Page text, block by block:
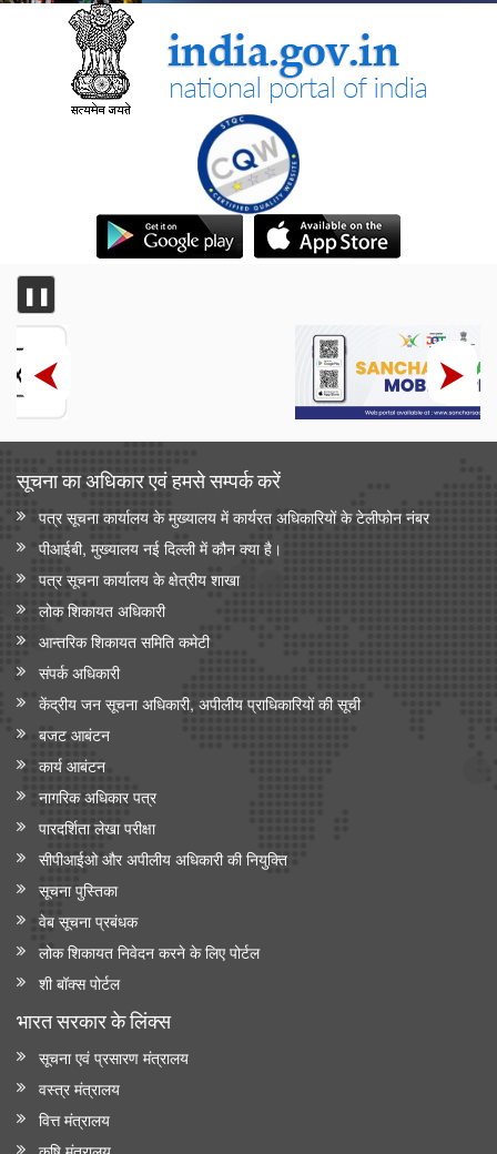
❚❚
सूचना का अधिकार एवं हमसे सम्‍पर्क करें
पत्र सूचना कार्यालय के मुख्यालय में कार्यरत अधिकारियों के टेलीफोन नंबर
पीआईबी, मुख्यालय नई दिल्ली में कौन क्या है।
पत्र सूचना कार्यालय के क्षेत्रीय शाखा
लोक शिकायत अधिकारी
आन्‍तरिक शिकायत समिति कमेटी
संपर्क अधिकारी
केंद्रीय जन सूचना अधिकारी, अपीलीय प्राधिकारियों की सूची
बजट आबंटन
कार्य आबंटन
नागरिक अधिकार पत्र
पारदर्शिता लेखा परीक्षा
सीपीआईओ और अपी‍लीय अधिकारी की नियुक्ति
सूचना पुस्तिका
वेब सूचना प्रबंधक
लोक शिकायत निवेदन करने के लिए पोर्टल
शी बॉक्स पोर्टल
भारत सरकार के लिंक्‍स
सूचना एवं प्रसारण मंत्रालय
वस्त्र मंत्रालय
वित्त मंत्रालय